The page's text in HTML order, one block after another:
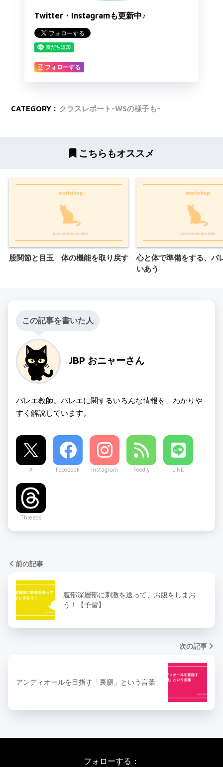
Twitter・Instagramも更新中♪
フォローする
CATEGORY : クラスレポート-WSの様子も-
こちらもオススメ
股関節と目玉 体の機能を取り戻す
心と体で準備をする、バ
いあう
この記事を書いた人
JBP おニャーさん
バレエ教師。バレエに関するいろんな情報を、わかりや
すく解説しています。
X Facebook Instagram Feedly LINE
Threads
前の記事
腹部深層部に刺激を送って、お腹をしまお
う！【予習】
次の記事
アンディオールを目指す「裏腿」という言葉
フォローする：